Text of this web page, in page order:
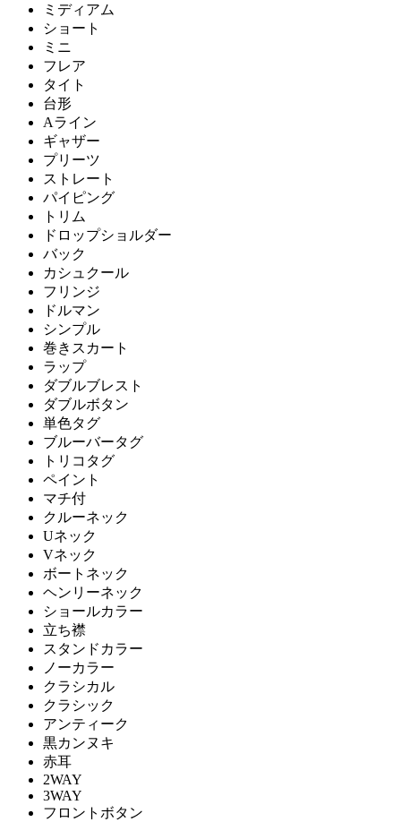
ミディアム
ショート
ミニ
フレア
タイト
台形
Aライン
ギャザー
プリーツ
ストレート
パイピング
トリム
ドロップショルダー
バック
カシュクール
フリンジ
ドルマン
シンプル
巻きスカート
ラップ
ダブルブレスト
ダブルボタン
単色タグ
ブルーバータグ
トリコタグ
ペイント
マチ付
クルーネック
Uネック
Vネック
ボートネック
ヘンリーネック
ショールカラー
立ち襟
スタンドカラー
ノーカラー
クラシカル
クラシック
アンティーク
黒カンヌキ
赤耳
2WAY
3WAY
フロントボタン